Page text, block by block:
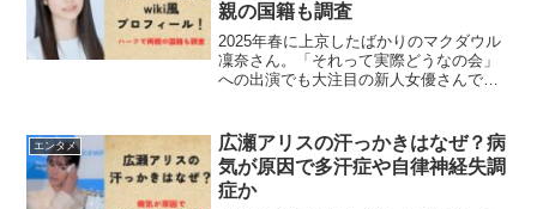
親の国籍も調査
2025年春に上京したばかりのマクダウル
凜奈さん。「それって実際どうなの会」
への出演でも大注目の新人女優さんで
ハーフ説など調査していきたいと思いま
す！マクダウル凜奈とは...
エンタメ
広瀬アリスの汗っかきはなぜ？病
気が原因で多汗症や自律神経失調
症か